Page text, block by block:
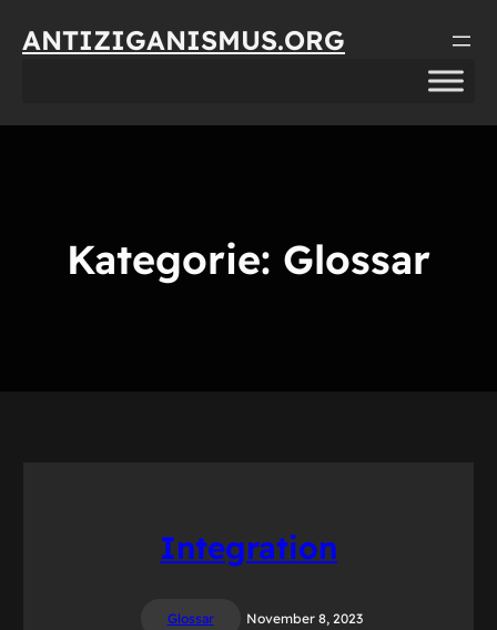
zumANTIZIGANISMUS.ORG
Kategorie: Glossar
Integration
Glossar November 8, 2023